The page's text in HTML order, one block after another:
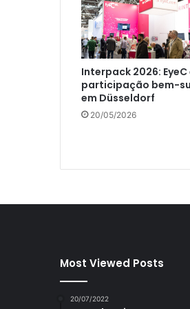
Interpack 2026:
participação bem-
em Düsseldorf
20/05/2026
Most Viewed Posts
20/07/2022